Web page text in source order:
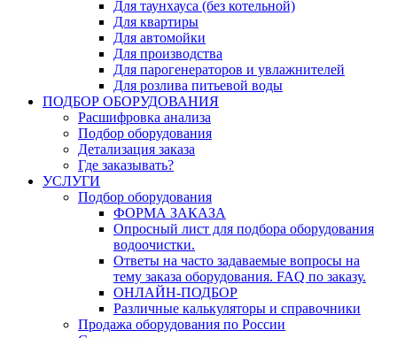
Для таунхауса (без котельной)
Для квартиры
Для автомойки
Для производства
Для парогенераторов и увлажнителей
Для розлива питьевой воды
ПОДБОР ОБОРУДОВАНИЯ
Расшифровка анализа
Подбор оборудования
Детализация заказа
Где заказывать?
УСЛУГИ
Подбор оборудования
ФОРМА ЗАКАЗА
Опросный лист для подбора оборудования
водоочистки.
Ответы на часто задаваемые вопросы на
тему заказа оборудования. FAQ по заказу.
ОНЛАЙН-ПОДБОР
Различные калькуляторы и справочники
Продажа оборудования по России